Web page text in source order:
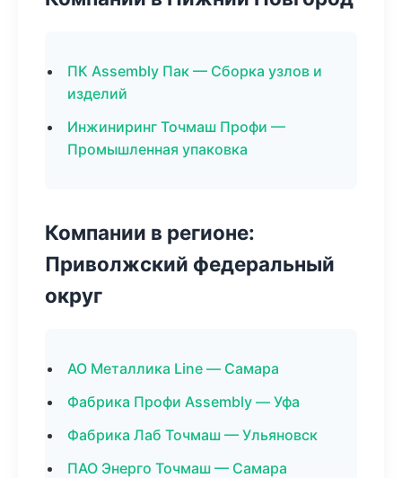
ПК Assembly Пак — Сборка узлов и
изделий
Инжиниринг Точмаш Профи —
Промышленная упаковка
Компании в регионе:
Приволжский федеральный
округ
АО Металлика Line — Самара
Фабрика Профи Assembly — Уфа
Фабрика Лаб Точмаш — Ульяновск
ПАО Энерго Точмаш — Самара